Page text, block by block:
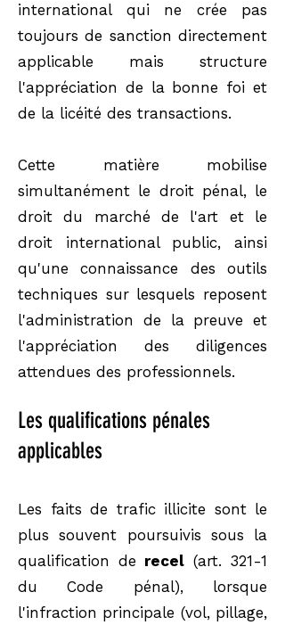
international qui ne crée pas
toujours de sanction directement
applicable mais structure
l'appréciation de la bonne foi et
de la licéité des transactions.
Cette matière mobilise
simultanément le droit pénal, le
droit du marché de l'art et le
droit international public, ainsi
qu'une connaissance des outils
techniques sur lesquels reposent
l'administration de la preuve et
l'appréciation des diligences
attendues des professionnels.
Les qualifications pénales
applicables
Les faits de trafic illicite sont le
plus souvent poursuivis sous la
qualification de recel (art. 321-1
du Code pénal), lorsque
l'infraction principale (vol, pillage,